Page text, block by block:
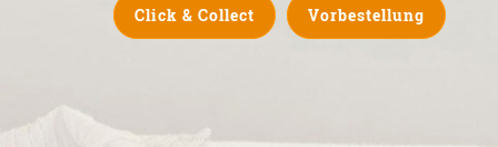
Click & Collect Vorbestellung